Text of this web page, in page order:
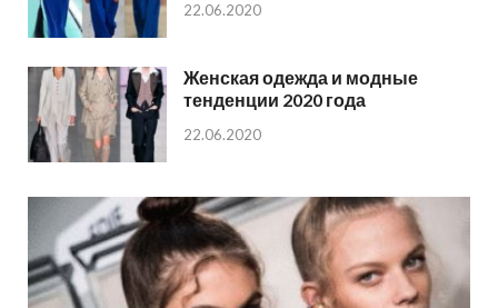
22.06.2020
Женская одежда и модные
тенденции 2020 года
22.06.2020